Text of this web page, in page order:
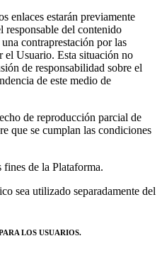
enlaces estarán previamente
responsable del contenido
contraprestación por las
el Usuario. Esta situación no
de responsabilidad sobre el
de este medio de
de reproducción parcial de
que se cumplan las condiciones
de la Plataforma.
sea utilizado separadamente del
LOS USUARIOS.